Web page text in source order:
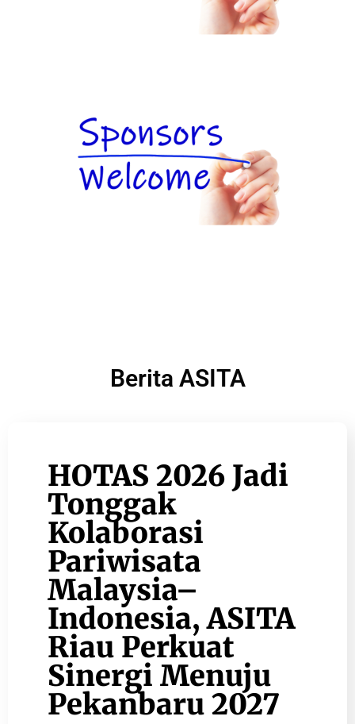
Berita ASITA
HOTAS 2026 Jadi
Tonggak
Kolaborasi
Pariwisata
Malaysia–
Indonesia, ASITA
Riau Perkuat
Sinergi Menuju
Pekanbaru 2027